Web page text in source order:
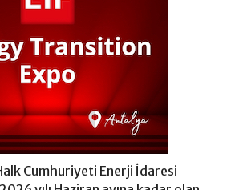
Cumhuriyeti Enerji İdaresi